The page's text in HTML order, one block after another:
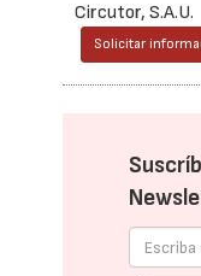
Circutor, S.A.U.
Solicitar